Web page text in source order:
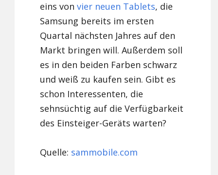
eins vonvier neuen Tablets, die
Samsung bereits im ersten
Quartal nächsten Jahres auf den
Markt bringen will. Außerdem soll
es in den beiden Farben schwarz
und weiß zu kaufen sein. Gibt es
schon Interessenten, die
sehnsüchtig auf die Verfügbarkeit
des Einsteiger-Geräts warten?
Quelle: sammobile.com